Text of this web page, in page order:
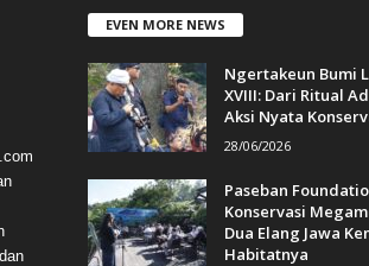
EVEN MORE NEWS
Ngertakeun Bumi
XVIII: Dari Ritual
Aksi Nyata
28/06/2026
Paseban
Konservasi
Dua Elang Jawa
Habitatnya